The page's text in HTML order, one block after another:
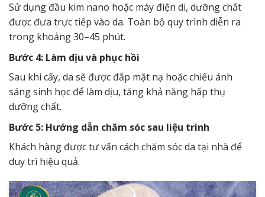
Sử dụng đầu kim nano hoặc máy điện di, dưỡng chất
được đưa trực tiếp vào da. Toàn bộ quy trình diễn ra
trong khoảng 30–45 phút.
Bước 4: Làm dịu và phục hồi
Sau khi cấy, da sẽ được đắp mặt nạ hoặc chiếu ánh
sáng sinh học để làm dịu, tăng khả năng hấp thụ
dưỡng chất.
Bước 5: Hướng dẫn chăm sóc sau liệu trình
Khách hàng được tư vấn cách chăm sóc da tại nhà để
duy trì hiệu quả.